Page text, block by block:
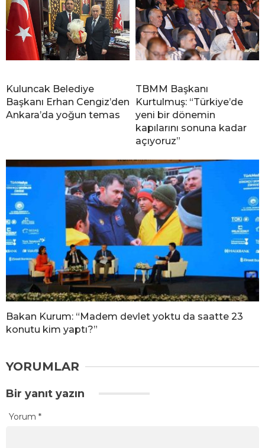
Kuluncak Belediye
Başkanı Erhan Cengiz’den
Ankara’da yoğun temas
TBMM Başkanı
Kurtulmuş: “Türkiye’de
yeni bir dönemin
kapılarını sonuna kadar
açıyoruz”
Bakan Kurum: “Madem devlet yoktu da saatte 23
konutu kim yaptı?”
YORUMLAR
Bir yanıt yazın
Yorum *